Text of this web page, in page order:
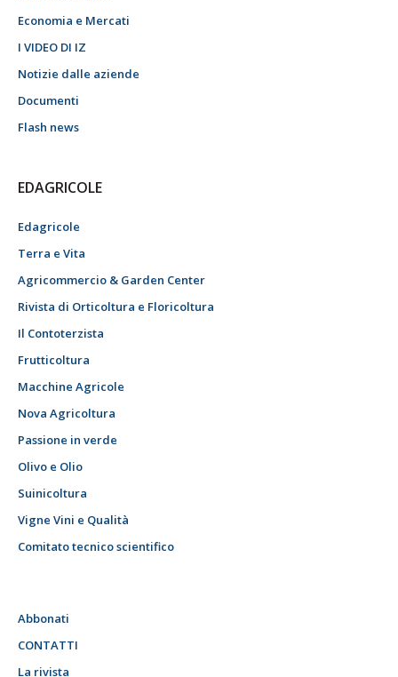
Economia e Mercati
I VIDEO DI IZ
Notizie dalle aziende
Documenti
Flash news
EDAGRICOLE
Edagricole
Terra e Vita
Agricommercio & Garden Center
Rivista di Orticoltura e Floricoltura
Il Contoterzista
Frutticoltura
Macchine Agricole
Nova Agricoltura
Passione in verde
Olivo e Olio
Suinicoltura
Vigne Vini e Qualità
Comitato tecnico scientifico
Abbonati
CONTATTI
La rivista